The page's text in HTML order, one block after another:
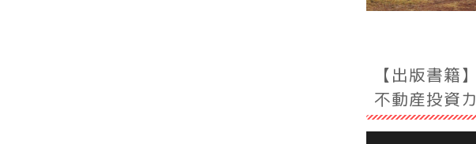
【出版書籍
不動産投資